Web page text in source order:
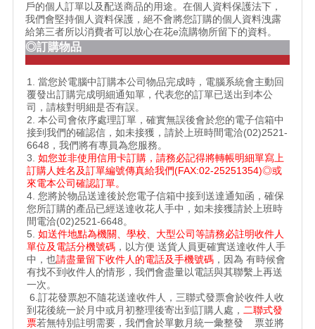
戶的個人訂單以及配送商品的用途。在個人資料保護法下，
我們會堅持個人資料保護，絕不會將您訂購的個人資料洩露
給第三者所以消費者可以放心在花e流購物所留下的資料。
◎訂購物品
1. 當您於電腦中訂購本公司物品完成時，電腦系統會主動回
覆發出訂購完成明細通知單，代表您的訂單已送出到本公
司，請核對明細是否有誤。
2. 本公司會依序處理訂單，確實無誤後會於您的電子信箱中
接到我們的確認信，如未接獲，請於上班時間電洽(02)2521-
6648，我們將有專員為您服務。
3. 如您並非使用信用卡訂購，請務必記得將轉帳明細單寫上
訂購人姓名及訂單編號傳真給我們(FAX:02-25251354)◎或
來電本公司確認訂單。
4. 您將於物品送達後於您電子信箱中接到送達通知函，確保
您所訂購的產品已經送達收花人手中，如未接獲請於上班時
間電洽(02)2521-6648。
5. 如送件地點為機關、學校、大型公司等請務必註明收件人
單位及電話分機號碼 ，以方便 送貨人員更確實送達收件人手
中，也請盡量留下收件人的電話及手機號碼 ，因為 有時候會
有找不到收件人的情形，我們會盡量以電話與其聯繫上再送
一次。
6.訂花發票恕不隨花送達收件人，三聯式發票會於收件人收
到花後統一於月中或月初整理後寄出到訂購人處， 二聯式發
票若無特別註明需要，我們會於單數月統一彙整發 票並將